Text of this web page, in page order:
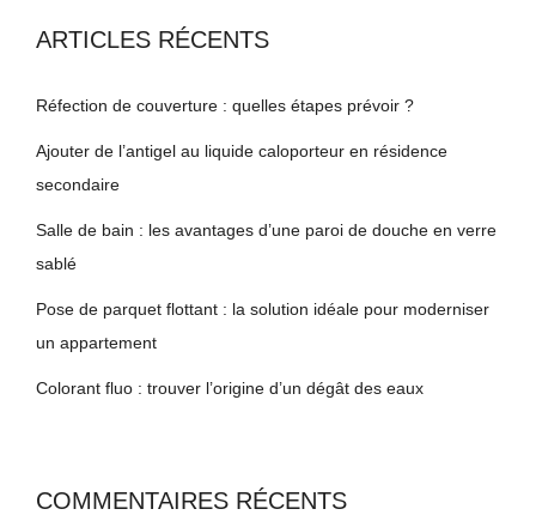
ARTICLES RÉCENTS
Réfection de couverture : quelles étapes prévoir ?
Ajouter de l’antigel au liquide caloporteur en résidence
secondaire
Salle de bain : les avantages d’une paroi de douche en verre
sablé
Pose de parquet flottant : la solution idéale pour moderniser
un appartement
Colorant fluo : trouver l’origine d’un dégât des eaux
COMMENTAIRES RÉCENTS